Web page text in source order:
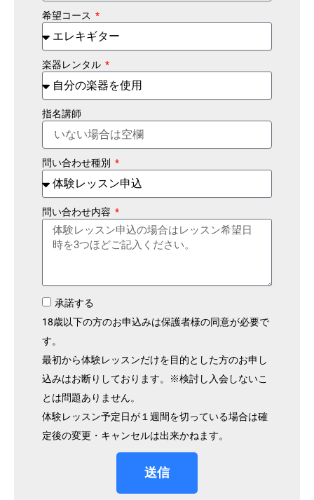
希望コース
楽器レンタル
指名講師
問い合わせ種別
問い合わせ内容
承諾する
18歳以下の方のお申込みは保護者様の同意が必要で
す。
最初から体験レッスンだけを目的とした方のお申し
込みはお断りしております。※検討し入会しないこ
とは問題ありません。
体験レッスン予定日が１週間を切っている場合は確
定後の変更・キャンセルは出来かねます。
送信